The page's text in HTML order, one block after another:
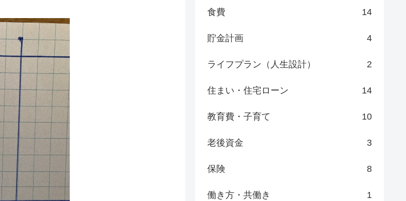
食費 14
貯金計画 4
ライフプラン（人生設計） 2
住まい・住宅ローン 14
教育費・子育て 10
老後資金 3
保険 8
働き方・共働き 1